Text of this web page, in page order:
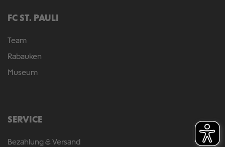
FC ST. PAULI
Team
Rabauken
Museum
SERVICE
Bezahlung & Versand